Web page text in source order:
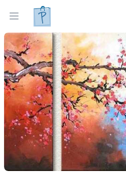
Open menu
Gleznas Izveleties pec interjera